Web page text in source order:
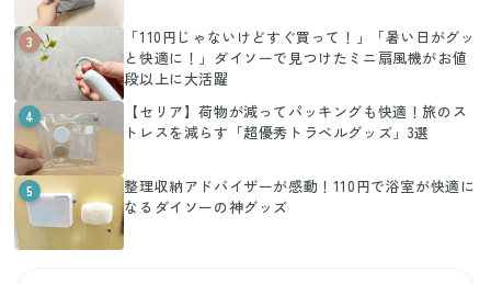
3
「110円じゃないけどすぐ買って！」「暑い日がグッ
と快適に！」ダイソーで見つけたミニ扇風機がお値
段以上に大活躍
4
【セリア】荷物が減ってパッキングも快適！旅のス
トレスを減らす「超優秀トラベルグッズ」3選
5
整理収納アドバイザーが感動！110円で浴室が快適に
なるダイソーの神グッズ